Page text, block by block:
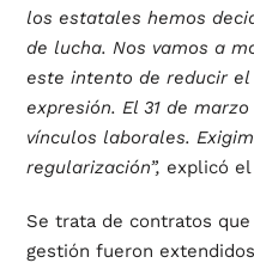
los estatales hemos
de lucha. Nos vamos a
este intento de reducir
expresión. El 31 de
vínculos laborales.
regularización”, explicó
Se trata de contratos
gestión fueron